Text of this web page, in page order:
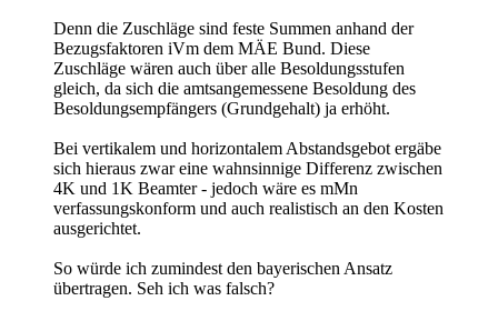
Denn die Zuschläge sind feste Summen anhand der
Bezugsfaktoren iVm dem MÄE Bund. Diese
Zuschläge wären auch über alle Besoldungsstufen
gleich, da sich die amtsangemessene Besoldung des
Besoldungsempfängers (Grundgehalt) ja erhöht.
Bei vertikalem und horizontalem Abstandsgebot ergäbe
sich hieraus zwar eine wahnsinnige Differenz zwischen
4K und 1K Beamter - jedoch wäre es mMn
verfassungskonform und auch realistisch an den Kosten
ausgerichtet.
So würde ich zumindest den bayerischen Ansatz
übertragen. Seh ich was falsch?